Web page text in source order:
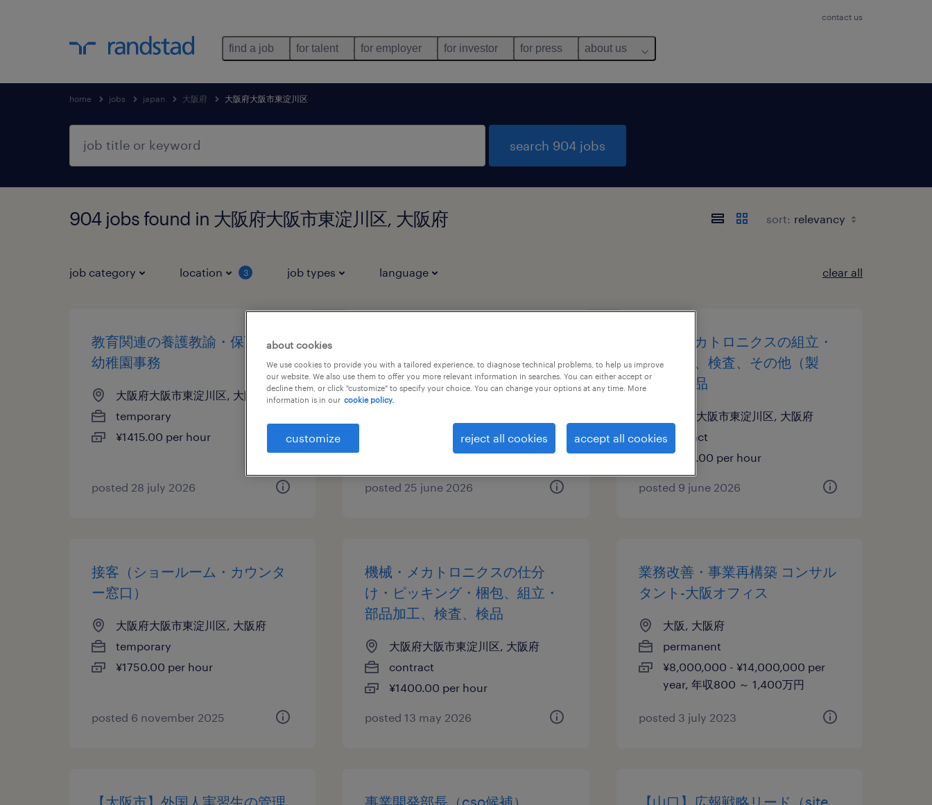
contact us
find a job for talent for employer for investor for press about us
home jobs japan 大阪府 大阪府大阪市東淀川区
search 904 jobs
904 jobs found in 大阪府大阪市東淀川区, 大阪府 sort:
job category location 3 job types language clear all
教育関連の養護教諭・保育士・
幼稚園事務
大阪府大阪市東淀川区, 大阪府
temporary
¥1415.00 per hour
posted 28 july 2026
部品加工、検査、仕分け・ピッ
キング・梱包、検品
temp to perm
¥1800.00 per hour
posted 25 june 2026
機械・メカトロニクスの組立・
部品加工、検査、その他（製
造）、検品
大阪府大阪市東淀川区, 大阪府
contract
¥1400.00 per hour
posted 9 june 2026
接客（ショールーム・カウンタ
ー窓口）
大阪府大阪市東淀川区, 大阪府
temporary
¥1750.00 per hour
posted 6 november 2025
機械・メカトロニクスの仕分
け・ピッキング・梱包、組立・
部品加工、検査、検品
大阪府大阪市東淀川区, 大阪府
contract
¥1400.00 per hour
posted 13 may 2026
業務改善・事業再構築 コンサル
タント-大阪オフィス
大阪, 大阪府
permanent
¥8,000,000 - ¥14,000,000 per
year, 年収800 ～ 1,400万円
posted 3 july 2023
【大阪市】外国人実習生の管理
事業開発部長（cso候補）
【山口】広報戦略リード（site
about cookies
We use cookies to provide you with a tailored experience, to diagnose technical problems, to help us improve
our website. We also use them to offer you more relevant information in searches. You can either accept or
decline them, or click "customize" to specify your choice. You can change your options at any time. More
information is in our cookie policy.
customize reject all cookies accept all cookies